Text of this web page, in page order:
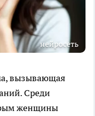
нейросеть
вызывающая
Среди
женщины